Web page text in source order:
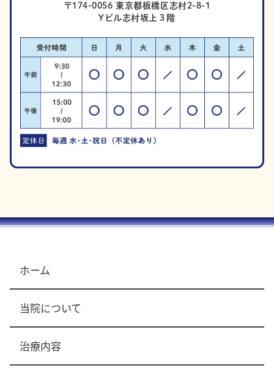
〒174-0056 東京都板橋区志村2-8-1
Yビル志村坂上３階
ホーム
当院について
治療内容